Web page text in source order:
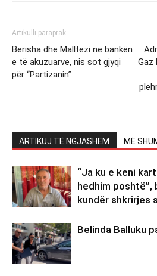
Artikulli paraprak
Berisha dhe Malltezi në bankën
e të akuzuarve, nis sot gjyqi
për “Partizanin”
Gaz
ARTIKUJ TË NGJASHËM MË
“Ja ku e keni
hedhim
kundër shkrirjes
Belinda Balluku